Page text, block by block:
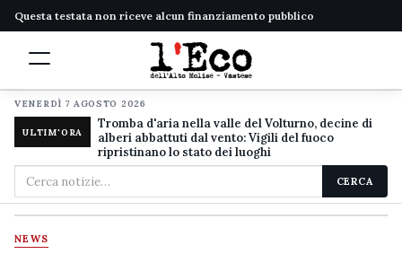
Questa testata non riceve alcun finanziamento pubblico
VENERDÌ 7 AGOSTO 2026
ULTIM'ORA
Tromba d'aria nella valle del Volturno, decine di
alberi abbattuti dal vento: Vigili del fuoco
ripristinano lo stato dei luoghi
Cerca
nel
sito
CERCA
NEWS